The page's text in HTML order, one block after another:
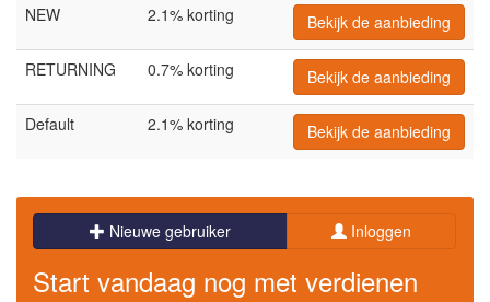
NEW 2.1% korting Bekijk de aanbieding
RETURNING 0.7% korting Bekijk de aanbieding
Default 2.1% korting Bekijk de aanbieding
Nieuwe gebruiker Inloggen
Start vandaag nog met verdienen